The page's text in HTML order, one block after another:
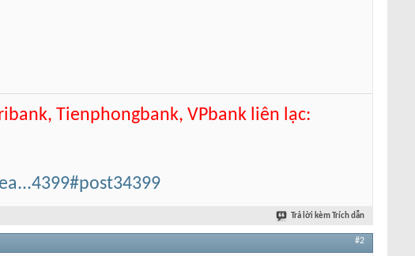
Tienphongbank, VPbank liên lạc:
Trả lời kèm Trích dẫn
#2